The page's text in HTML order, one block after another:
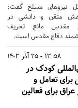
نیروهای مسلح گفت:
متقن و دانشی در
مقدس مانع تحریف
دفاع مقدس است.
13:58 - 25 آذر 1403
کودک در
برای تعامل و
برای فعالین